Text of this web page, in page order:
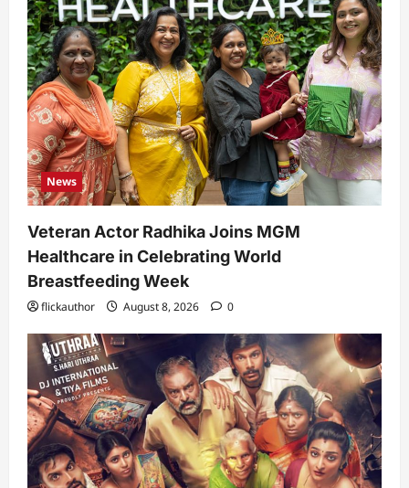
News
Veteran Actor Radhika Joins MGM
Healthcare in Celebrating World
Breastfeeding Week
flickauthor August 8, 2026 0